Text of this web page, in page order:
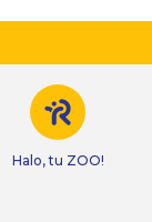
Halo, tu ZOO!